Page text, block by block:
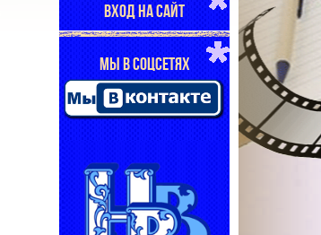
ВХОД НА САЙТ
МЫ В СОЦСЕТЯХ